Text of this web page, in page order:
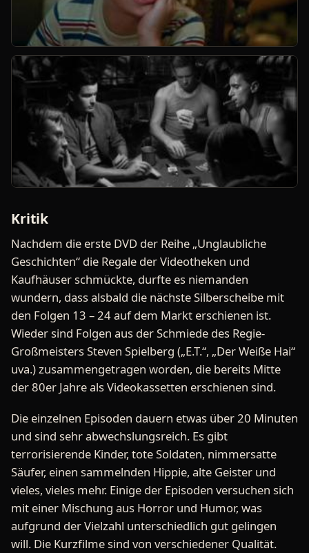
Kritik
Nachdem die erste DVD der Reihe „Unglaubliche
Geschichten“ die Regale der Videotheken und
Kaufhäuser schmückte, durfte es niemanden
wundern, dass alsbald die nächste Silberscheibe mit
den Folgen 13 – 24 auf dem Markt erschienen ist.
Wieder sind Folgen aus der Schmiede des Regie-
Großmeisters Steven Spielberg („E.T.“, „Der Weiße Hai“
uva.) zusammengetragen worden, die bereits Mitte
der 80er Jahre als Videokassetten erschienen sind.
Die einzelnen Episoden dauern etwas über 20 Minuten
und sind sehr abwechslungsreich. Es gibt
terrorisierende Kinder, tote Soldaten, nimmersatte
Säufer, einen sammelnden Hippie, alte Geister und
vieles, vieles mehr. Einige der Episoden versuchen sich
mit einer Mischung aus Horror und Humor, was
aufgrund der Vielzahl unterschiedlich gut gelingen
will. Die Kurzfilme sind von verschiedener Qualität.